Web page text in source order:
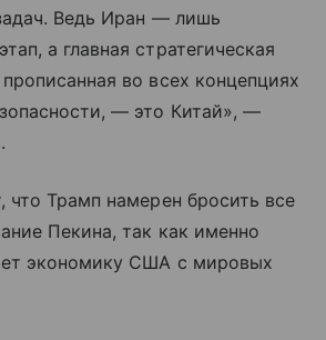
Ведь Иран — лишь
а главная стратегическая
во всех концепциях
— это Китай», —
что Трамп намерен бросить все
Пекина, так как именно
экономику США с мировых